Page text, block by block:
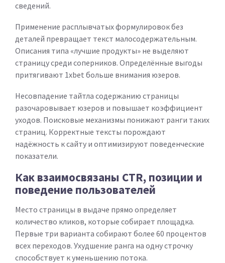
сведений.
Применение расплывчатых формулировок без
деталей превращает текст малосодержательным.
Описания типа «лучшие продукты» не выделяют
страницу среди соперников. Определённые выгоды
притягивают 1xbet больше внимания юзеров.
Несовпадение тайтла содержанию страницы
разочаровывает юзеров и повышает коэффициент
уходов. Поисковые механизмы понижают ранги таких
страниц. Корректные тексты порождают
надёжность к сайту и оптимизируют поведенческие
показатели.
Как взаимосвязаны CTR, позиции и
поведение пользователей
Место страницы в выдаче прямо определяет
количество кликов, которые собирает площадка.
Первые три варианта собирают более 60 процентов
всех переходов. Ухудшение ранга на одну строчку
способствует к уменьшению потока.